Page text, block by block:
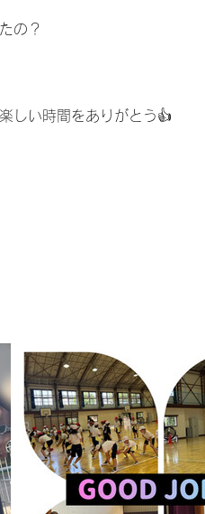
の？
しい時間をありがとう👍